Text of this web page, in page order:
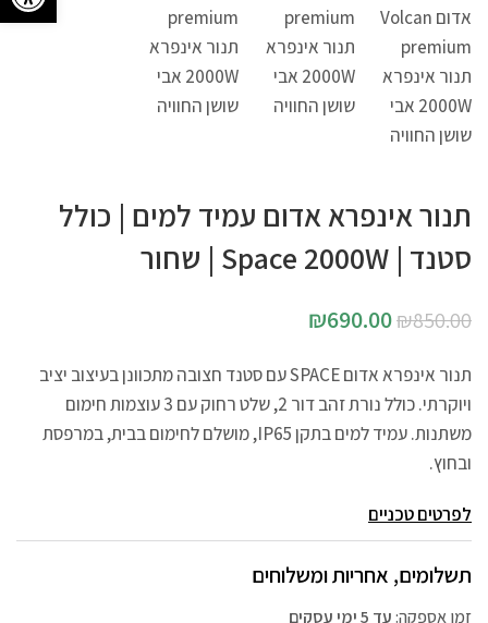
תנור אינפרא אדום עמיד למים | כולל
סטנד | Space 2000W | שחור
₪850.00
₪690.00
תנור אינפרא אדום SPACE עם סטנד חצובה מתכוונן בעיצוב יציב
ויוקרתי. כולל נורת זהב דור 2, שלט רחוק עם 3 עוצמות חימום
משתנות. עמיד למים בתקן IP65, מושלם לחימום בבית, במרפסת
ובחוץ.
לפרטים טכניים
תשלומים, אחריות ומשלוחים
זמן אספקה:עד 5 ימי עסקים